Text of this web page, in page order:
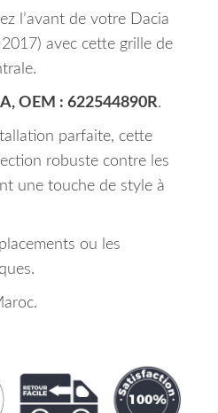
l’avant de votre Dacia
avec cette grille de
OEM : 622544890R.
parfaite, cette
robuste contre les
une touche de style à
ou les